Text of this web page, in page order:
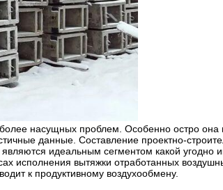
насущных проблем. Особенно остро она
данные. Составление проектно-
идеальным сегментом какой
исполнения вытяжки отработанных
к продуктивному воздухообмену.